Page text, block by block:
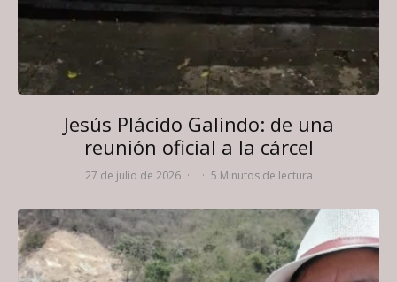
Jesús Plácido Galindo: de una
reunión oficial a la cárcel
27 de julio de 2026 · · 5 Minutos de lectura